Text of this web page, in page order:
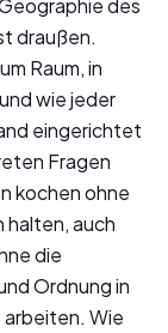
draußen.
Raum, in
wie jeder
eingerichtet
Fragen
kochen ohne
halten, auch
die
Ordnung in
arbeiten. Wie